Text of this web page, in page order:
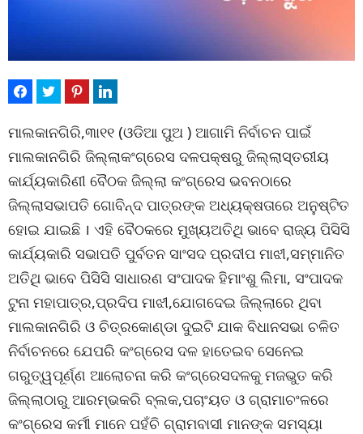
ମାଲକାନଗିରି,୩ା୧୧ (ଓଡିଆ ପୁଅ ) ଆଗାମି ନିର୍ବାଚନ ପାଇଁ
ମାଲକାନଗିରି ଜିଲ୍ଲାକଂଗ୍ରେସ ଦଳପକ୍ଷରୁ ଜିଲ୍ଲାସ୍ତରୀୟ
କାର୍ଯ୍ୟକାରିଣୀ ବୈଠକ ଜିଲ୍ଲା କଂଗ୍ରେସ ଭବନଠାରେ
ଜିଲ୍ଲାସଭାପତି ଗୋବିନ୍ଦ ପାତ୍ରଙ୍କ ଅଧ୍ୟକ୍ଷତାରେ ଅନୁଷ୍ଟିତ
ହୋଇ ଯାଇଛି । ଏହି ବୈଠକରେ ମୁଖ୍ୟଅତିଥି ଭାବେ ରାଜ୍ୟ ପିସିସି
କାର୍ଯ୍ୟକାରି ସଭାପତି ପୁର୍ବତନ ସାଂସଦ ପ୍ରଦୀପ ମାଝୀ,ସମ୍ମାନିତ
ଅତିଥି ଭାବେ ପିସିସି ସାଧାରଣ ସଂପାଦକ ହିମାଂଶୁ ଲିମା, ସଂପାଦକ
ଟୁନା ମହାପାତ୍ର,ପ୍ରଦିପ ମାଝୀ,ଯୋଗଦେଇ ଜିଲ୍ଲାରେ ଥିବା
ମାଲକାନଗିରି ଓ ଚିତ୍ରକୋଣ୍ଡା ଦୁଇଟି ଯାକ ବିଧାନସଭା ଚଳିତ
ନିର୍ବାଚନରେ ଯେପରି କଂଗ୍ରେସ ଦଳ ହାତେଇବ ସେନେଇ
ଗରୁତ୍ୱପୂର୍ଣ୍ଣ ଆଲୋଚନା କରି କଂଗ୍ରେସଦଳକୁ ମଜଭୁତ କରି
ଜିଲ୍ଲାଠାରୁ ଆରମ୍ଭକରି ବ୍ଲକ,ପଚାଂୟତ ଓ ଗ୍ରାମାଚଂଳରେ
କଂଗ୍ରେସ କର୍ମୀ ମାନେ ପହଁଚି ଗ୍ରାମବାସୀ ମାନଙ୍କ ସମସ୍ୟା